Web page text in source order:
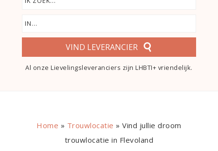
VIND LEVERANCIER
Al onze Lievelingsleveranciers zijn LHBTI+ vriendelijk.
Home » Trouwlocatie »Vind jullie droom
trouwlocatie in Flevoland